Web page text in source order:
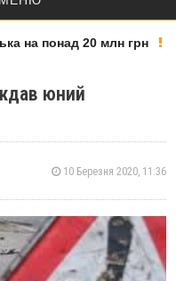
на понад 20 млн грн
юний
10 Березня 2020, 11:36